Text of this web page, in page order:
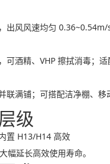
出风风速均匀 0.36~0.54m/
可酒精、VHP 擦拭消毒；适
联满铺；可搭配洁净棚、移
级
置 H13/H14 高效
幅延长高效使用寿命。